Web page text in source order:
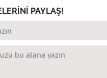
PAYLAŞ!